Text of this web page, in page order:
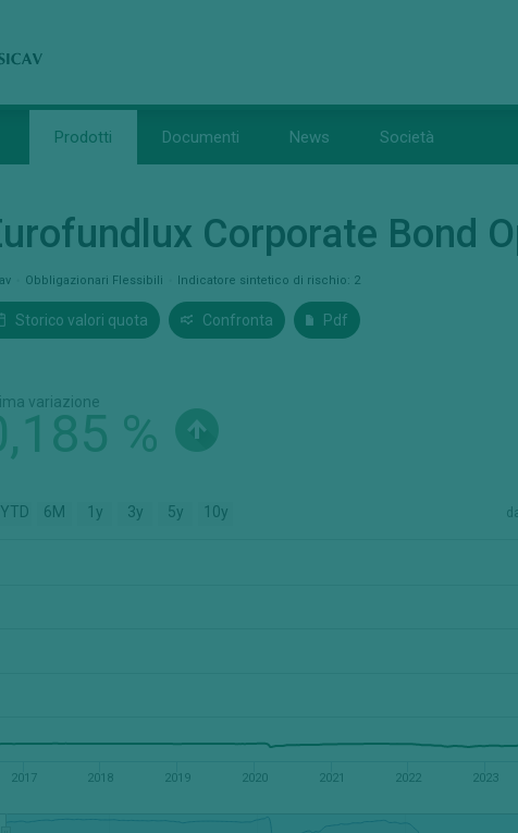
Prodotti Documenti News Società
Corporate Bond
Obbligazionari Flessibili Indicatore sintetico di rischio: 2
Storico valori quota Confronta Pdf
variazione
%
YTD 6M 1y 3y 5y 10y
2017 2018 2019 2020 2021 2022 2023